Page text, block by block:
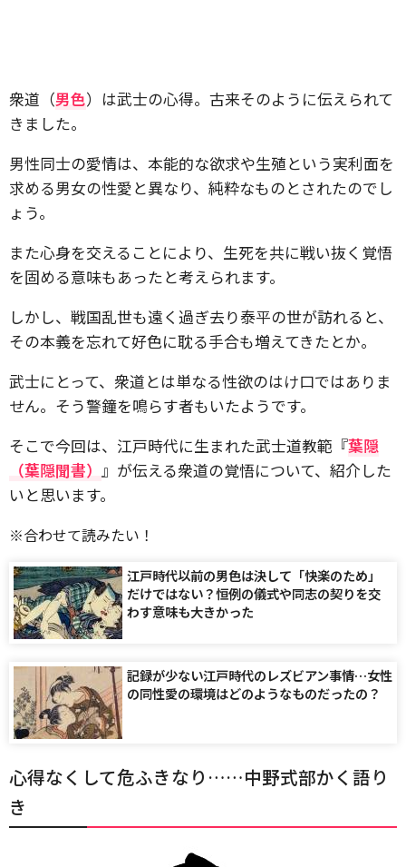
衆道（男色）は武士の心得。古来そのように伝えられて
きました。
男性同士の愛情は、本能的な欲求や生殖という実利面を
求める男女の性愛と異なり、純粋なものとされたのでし
ょう。
また心身を交えることにより、生死を共に戦い抜く覚悟
を固める意味もあったと考えられます。
しかし、戦国乱世も遠く過ぎ去り泰平の世が訪れると、
その本義を忘れて好色に耽る手合も増えてきたとか。
武士にとって、衆道とは単なる性欲のはけ口ではありま
せん。そう警鐘を鳴らす者もいたようです。
そこで今回は、江戸時代に生まれた武士道教範『葉隠
（葉隠聞書） 』が伝える衆道の覚悟について、紹介した
いと思います。
※合わせて読みたい！
江戸時代以前の男色は決して「快楽のため」
だけではない？恒例の儀式や同志の契りを交
わす意味も大きかった
記録が少ない江戸時代のレズビアン事情…女性
の同性愛の環境はどのようなものだったの？
心得なくして危ふきなり……中野式部かく語り
き